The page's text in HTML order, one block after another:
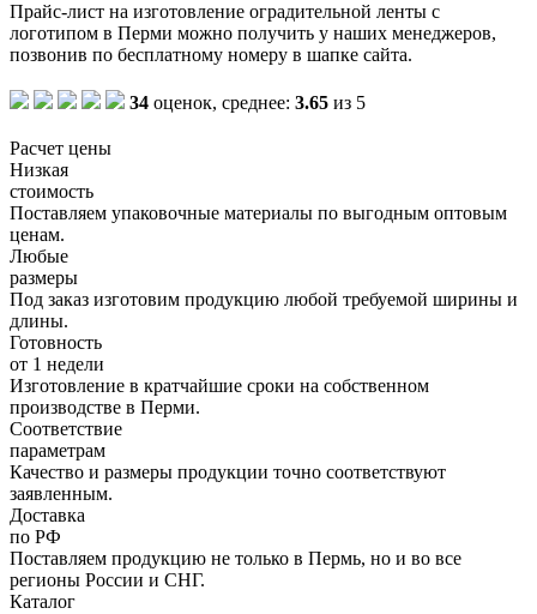
Прайс-лист на изготовление оградительной ленты с
логотипом в Перми можно получить у наших менеджеров,
позвонив по бесплатному номеру в шапке сайта.
34 оценок, среднее: 3.65 из 5
Расчет цены
Низкая
стоимость
Поставляем упаковочные материалы по выгодным оптовым
ценам.
Любые
размеры
Под заказ изготовим продукцию любой требуемой ширины и
длины.
Готовность
от 1 недели
Изготовление в кратчайшие сроки на собственном
производстве в Перми.
Соответствие
параметрам
Качество и размеры продукции точно соответствуют
заявленным.
Доставка
по РФ
Поставляем продукцию не только в Пермь, но и во все
регионы России и СНГ.
Каталог